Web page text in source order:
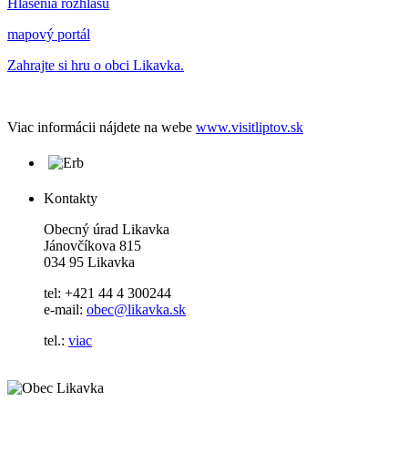
Hlásenia rozhlasu
mapový portál
Zahrajte si hru o obci Likavka.
Viac informácii nájdete na webe www.visitliptov.sk
Kontakty
Obecný úrad Likavka
Jánovčíkova 815
034 95 Likavka
tel: +421 44 4 300244
e-mail: obec@likavka.sk
tel.: viac